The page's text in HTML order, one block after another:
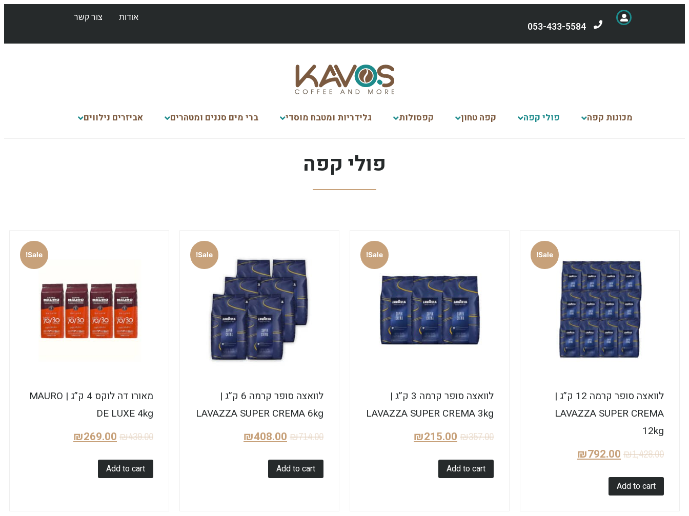
053-433-5584
אודות צור קשר
מכונות קפה פולי קפה קפה טחון קפסולות גלידריות ומטבח מוסדי ברי מים סננים ומטהרים אביזרים נילווים
פולי קפה
Sale!
לוואצה סופר קרמה 12 ק”ג |
LAVAZZA SUPER CREMA
12kg
₪1,428.00
₪792.00
Add to cart
Sale!
לוואצה סופר קרמה 3 ק”ג |
LAVAZZA SUPER CREMA 3kg
₪357.00
₪215.00
Add to cart
Sale!
לוואצה סופר קרמה 6 ק”ג |
LAVAZZA SUPER CREMA 6kg
₪714.00
₪408.00
Add to cart
Sale!
מאורו דה לוקס 4 ק”ג | MAURO
DE LUXE 4kg
₪439.00
₪269.00
Add to cart